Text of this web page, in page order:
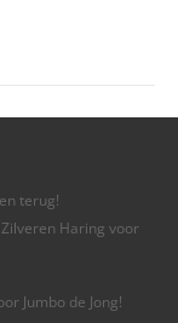
terug!
Haring voor
Jumbo de Jong!